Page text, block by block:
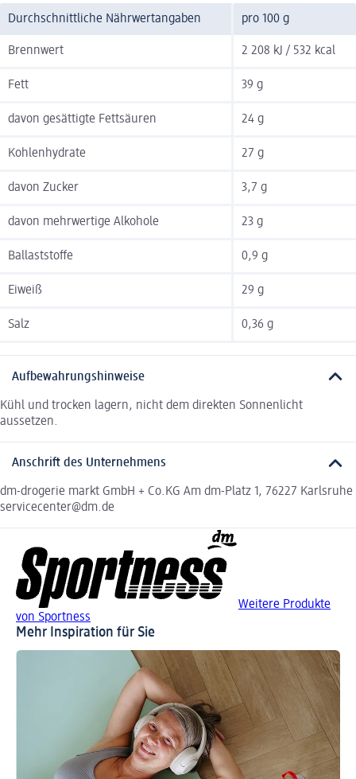
Durchschnittliche Nährwertangaben pro 100 g
Brennwert 2 208 kJ / 532 kcal
Fett 39 g
davon gesättigte Fettsäuren 24 g
Kohlenhydrate 27 g
davon Zucker 3,7 g
davon mehrwertige Alkohole 23 g
Ballaststoffe 0,9 g
Eiweiß 29 g
Salz 0,36 g
Aufbewahrungshinweise
Kühl und trocken lagern, nicht dem direkten Sonnenlicht
aussetzen.
Anschrift des Unternehmens
dm-drogerie markt GmbH + Co.KG Am dm-Platz 1, 76227 Karlsruhe
servicecenter@dm.de
Weitere Produkte
von Sportness
Mehr Inspiration für Sie